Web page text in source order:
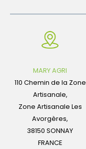
MARY AGRI
110 Chemin de la Zone
Artisanale,
Zone Artisanale Les
Avorgères,
38150 SONNAY
FRANCE